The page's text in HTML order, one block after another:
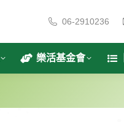
06-2910236
樂活基金會